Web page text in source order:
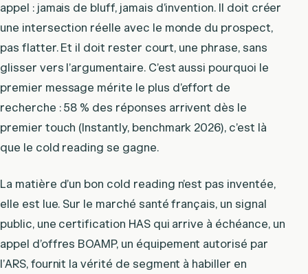
appel : jamais de bluff, jamais d’invention. Il doit créer
une intersection réelle avec le monde du prospect,
pas flatter. Et il doit rester court, une phrase, sans
glisser vers l’argumentaire. C’est aussi pourquoi le
premier message mérite le plus d’effort de
recherche : 58 % des réponses arrivent dès le
premier touch (Instantly, benchmark 2026), c’est là
que le cold reading se gagne.
La matière d’un bon cold reading n’est pas inventée,
elle est lue. Sur le marché santé français, un signal
public, une certification HAS qui arrive à échéance, un
appel d’offres BOAMP, un équipement autorisé par
l’ARS, fournit la vérité de segment à habiller en